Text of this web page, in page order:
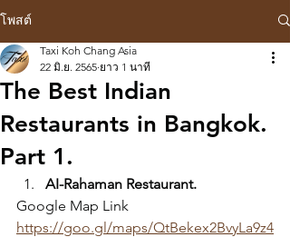
โพสต์
The Best Indian
Restaurants in Bangkok.
Part 1.
Taxi Koh Chang Asia
22 มิ.ย. 2565 ยาว 1 นาที
AI-Rahaman Restaurant.
Google Map Link
https://goo.gl/maps/QtBekex2BvyLa9z4